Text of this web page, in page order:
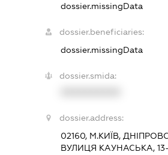
dossier.missingData
dossier.beneficiaries:
dossier.missingData
dossier.smida:
dossier.address:
02160, М.КИЇВ,
ВУЛИЦЯ КАУНАСЬКА,